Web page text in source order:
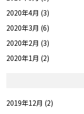
2020年4月 (3)
2020年3月 (6)
2020年2月 (3)
2020年1月 (2)
2019年12月 (2)